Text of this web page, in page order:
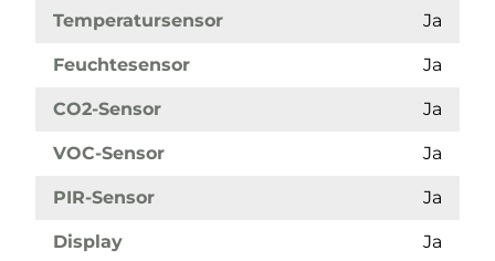
Temperatursensor Ja
Feuchtesensor Ja
CO2-Sensor Ja
VOC-Sensor Ja
PIR-Sensor Ja
Display Ja